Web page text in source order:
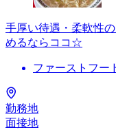
手厚い待遇・柔軟性
めるならココ☆
ファーストフー
勤務地
面接地